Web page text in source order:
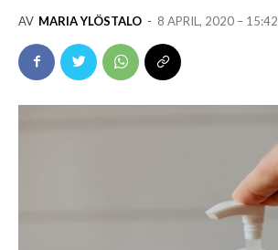
AV MARIA YLÖSTALO - 8 APRIL, 2020 – 15:42